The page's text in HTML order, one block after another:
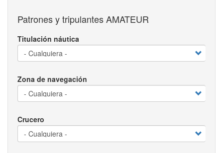
Patrones y tripulantes AMATEUR
Titulación náutica
Zona de navegación
Crucero